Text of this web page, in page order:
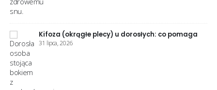
pielęgnacji i zapobiegania powikłaniom
11 czerwca, 2026